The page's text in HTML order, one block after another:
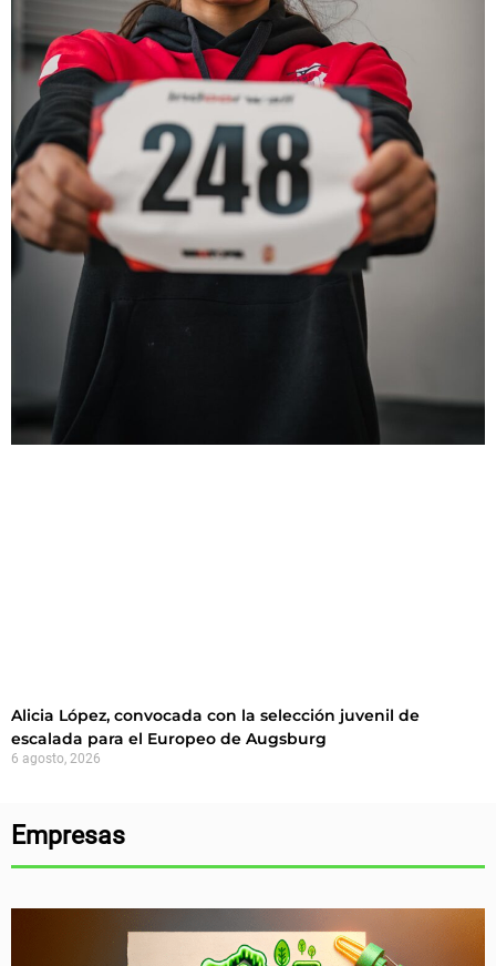
Alicia López, convocada con la selección juvenil de
escalada para el Europeo de Augsburg
6 agosto, 2026
Empresas